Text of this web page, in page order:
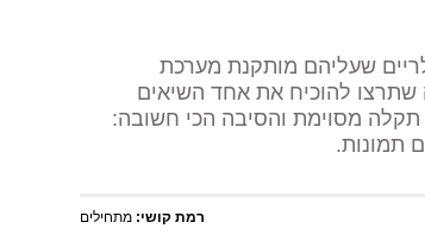
שעליהם מותקנת מערכת
שתרצו להוכיח את אחד השיאים
מסוימת והסיבה הכי חשובה:
תמונות.
רמת קושי: מתחילים